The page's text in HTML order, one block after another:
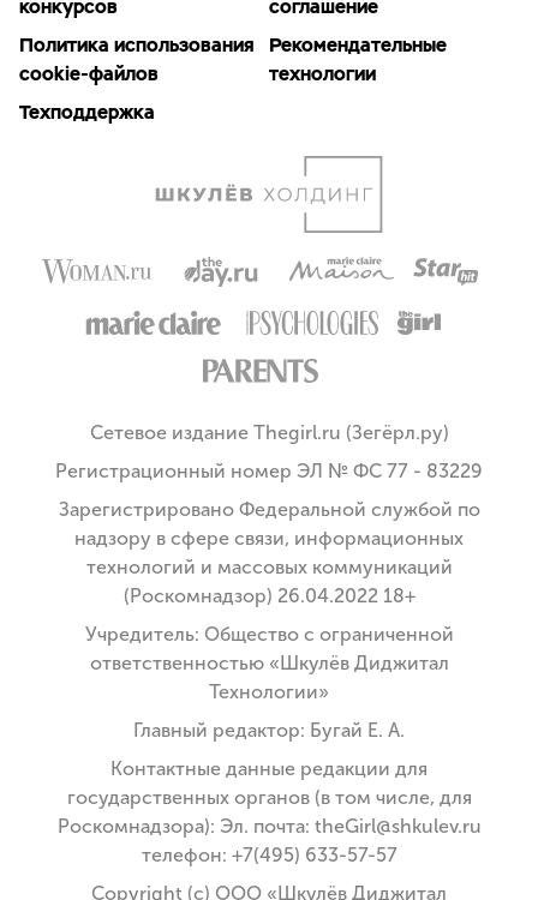
конкурсов
соглашение
Политика использования
cookie-файлов
Рекомендательные
технологии
Техподдержка
Сетевое издание Thegirl.ru (Зегёрл.ру)
Регистрационный номер ЭЛ № ФС 77 - 83229
Зарегистрировано Федеральной службой по
надзору в сфере связи, информационных
технологий и массовых коммуникаций
(Роскомнадзор) 26.04.2022 18+
Учредитель: Общество с ограниченной
ответственностью «Шкулёв Диджитал
Технологии»
Главный редактор: Бугай Е. А.
Контактные данные редакции для
государственных органов (в том числе, для
Роскомнадзора): Эл. почта: theGirl@shkulev.ru
телефон: +7(495) 633-57-57
Copyright (с) ООО «Шкулёв Диджитал